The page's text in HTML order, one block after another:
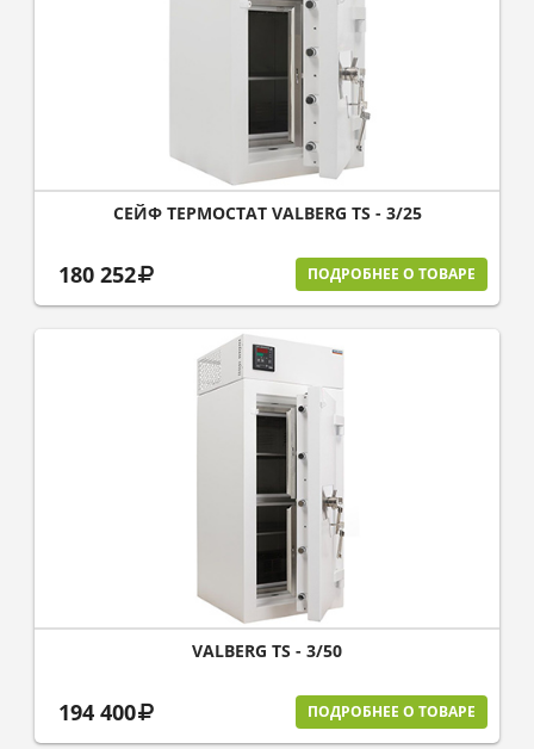
СЕЙФ ТЕРМОСТАТ VALBERG TS - 3/25
180 252 ПОДРОБНЕЕ О ТОВАРЕ
VALBERG TS - 3/50
194 400 ПОДРОБНЕЕ О ТОВАРЕ